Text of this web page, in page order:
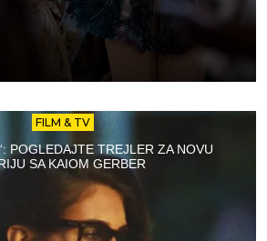
FILM & TV
POGLEDAJTE TREJLER ZA NOVU
SA KAIOM GERBER